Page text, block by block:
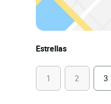
Estrellas
1 2 3